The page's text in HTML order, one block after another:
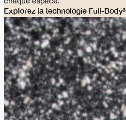
Explorez la technologie Full-Body³